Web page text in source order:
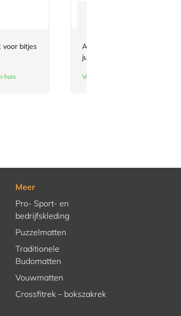
voor bitjes
huis
Adidas-schouderlabels voor je
judopak | Belgische vlag
Vandaag besteld, dinsdag in huis
Meer
Pro- Sport- en
bedrijfskleding
Puzzelmatten
Traditionele
Budomatten
Vouwmatten
Crossfitrek – bokszakrek